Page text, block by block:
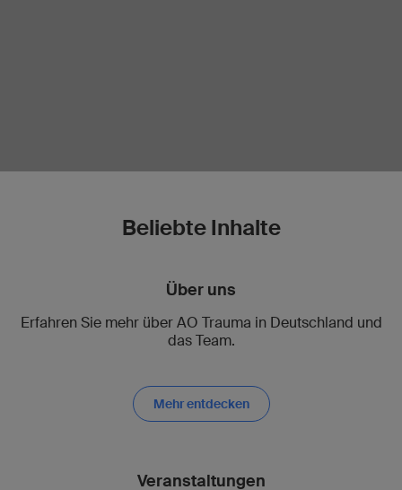
Beliebte Inhalte
Über uns
Erfahren Sie mehr über AO Trauma in Deutschland und
das Team.
Mehr entdecken
Veranstaltungen